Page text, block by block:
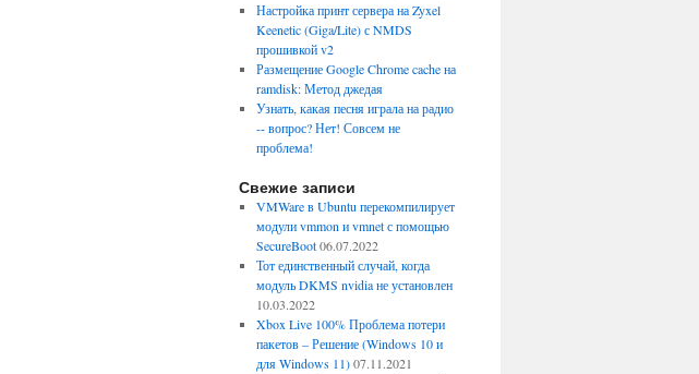
Настройка принт сервера на Zyxel
Keenetic (Giga/Lite) с NMDS
прошивкой v2
Размещение Google Chrome cache на
ramdisk: Метод джедая
Узнать, какая песня играла на радио
-- вопрос? Нет! Совсем не
проблема!
Свежие записи
VMWare в Ubuntu перекомпилирует
модули vmmon и vmnet с помощью
SecureBoot 06.07.2022
Тот единственный случай, когда
модуль DKMS nvidia не установлен
10.03.2022
Xbox Live 100% Проблема потери
пакетов – Решение (Windows 10 и
для Windows 11) 07.11.2021